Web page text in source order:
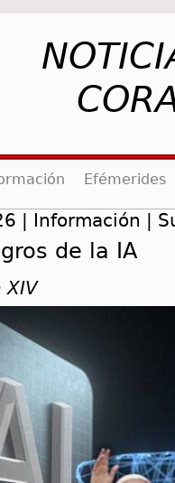
Efémerides
| Información |
de la IA
XIV